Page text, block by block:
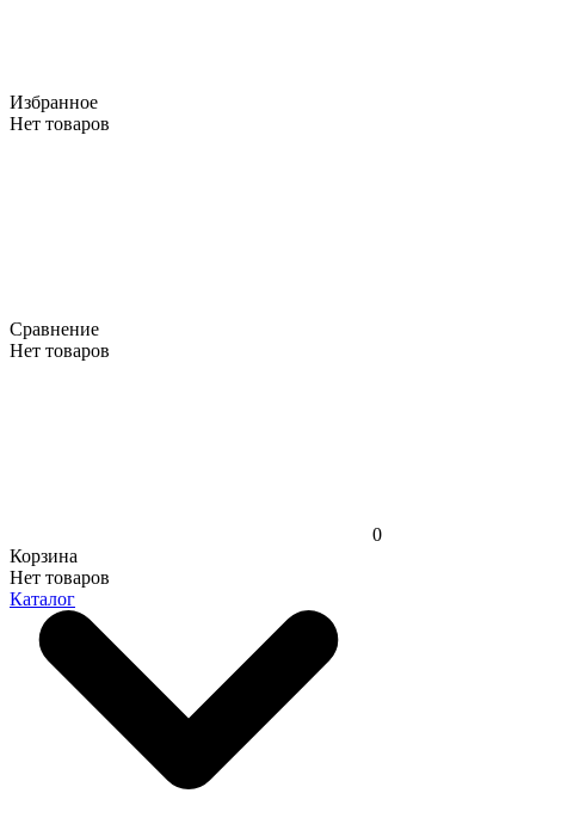
Избранное
Нет товаров
Сравнение
Нет товаров
0
Корзина
Нет товаров
Каталог